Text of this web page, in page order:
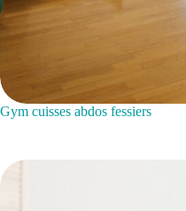
Gym cuisses abdos fessiers